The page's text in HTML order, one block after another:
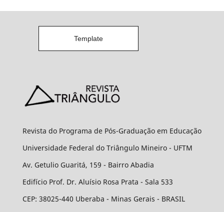
Template
Revista do Programa de Pós-Graduação em Educação
Universidade Federal do Triângulo Mineiro - UFTM
Av. Getulio Guaritá, 159 - Bairro Abadia
Edifício Prof. Dr. Aluísio Rosa Prata - Sala 533
CEP: 38025-440 Uberaba - Minas Gerais - BRASIL